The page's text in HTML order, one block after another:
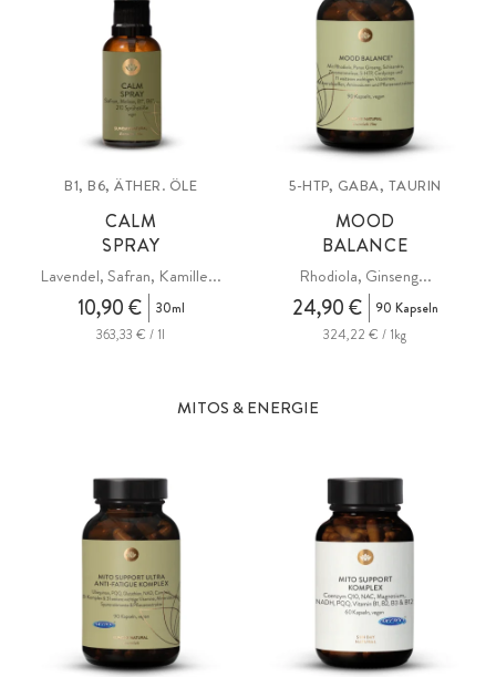
B1, B6, ÄTHER. ÖLE
CALM
SPRAY
Lavendel, Safran, Kamille...
10,90 €
30ml
363,33 € / 1l
5-HTP, GABA, TAURIN
MOOD
BALANCE
Rhodiola, Ginseng...
24,90 €
90 Kapseln
324,22 € / 1kg
MITOS & ENERGIE